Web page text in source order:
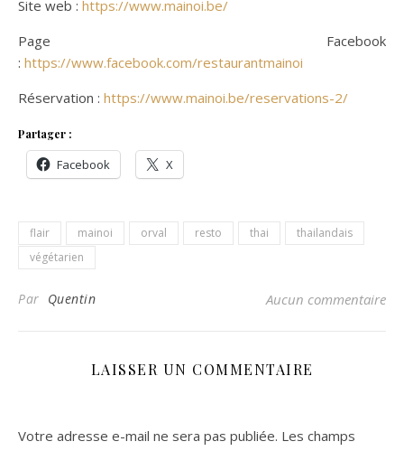
Site web : https://www.mainoi.be/
Page Facebook
: https://www.facebook.com/restaurantmainoi
Réservation : https://www.mainoi.be/reservations-2/
Partager :
Facebook X
flair mainoi orval resto thai
thailandais
végétarien
Par Quentin Aucun commentaire
LAISSER UN COMMENTAIRE
Votre adresse e-mail ne sera pas publiée. Les champs